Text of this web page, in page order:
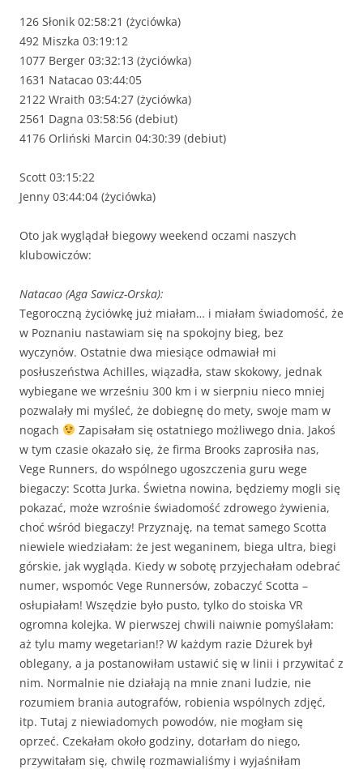
126 Słonik 02:58:21 (życiówka)
492 Miszka 03:19:12
1077 Berger 03:32:13 (życiówka)
1631 Natacao 03:44:05
2122 Wraith 03:54:27 (życiówka)
2561 Dagna 03:58:56 (debiut)
4176 Orliński Marcin 04:30:39 (debiut)
Scott 03:15:22
Jenny 03:44:04 (życiówka)
Oto jak wyglądał biegowy weekend oczami naszych
klubowiczów:
Natacao (Aga Sawicz-Orska):
Tegoroczną życiówkę już miałam… i miałam świadomość, że
w Poznaniu nastawiam się na spokojny bieg, bez
wyczynów. Ostatnie dwa miesiące odmawiał mi
posłuszeństwa Achilles, wiązadła, staw skokowy, jednak
wybiegane we wrześniu 300 km i w sierpniu nieco mniej
pozwalały mi myśleć, że dobiegnę do mety, swoje mam w
nogach
Zapisałam się ostatniego możliwego dnia. Jakoś
w tym czasie okazało się, że firma Brooks zaprosiła nas,
Vege Runners, do wspólnego ugoszczenia guru wege
biegaczy: Scotta Jurka. Świetna nowina, będziemy mogli się
pokazać, może wzrośnie świadomość zdrowego żywienia,
choć wśród biegaczy! Przyznaję, na temat samego Scotta
niewiele wiedziałam: że jest weganinem, biega ultra, biegi
górskie, jak wygląda. Kiedy w sobotę przyjechałam odebrać
numer, wspomóc Vege Runnersów, zobaczyć Scotta –
osłupiałam! Wszędzie było pusto, tylko do stoiska VR
ogromna kolejka. W pierwszej chwili naiwnie pomyślałam:
aż tylu mamy wegetarian!? W każdym razie Dżurek był
oblegany, a ja postanowiłam ustawić się w linii i przywitać z
nim. Normalnie nie działają na mnie znani ludzie, nie
rozumiem brania autografów, robienia wspólnych zdjęć,
itp. Tutaj z niewiadomych powodów, nie mogłam się
oprzeć. Czekałam około godziny, dotarłam do niego,
przywitałam się, chwilę rozmawialiśmy i wyjaśniłam